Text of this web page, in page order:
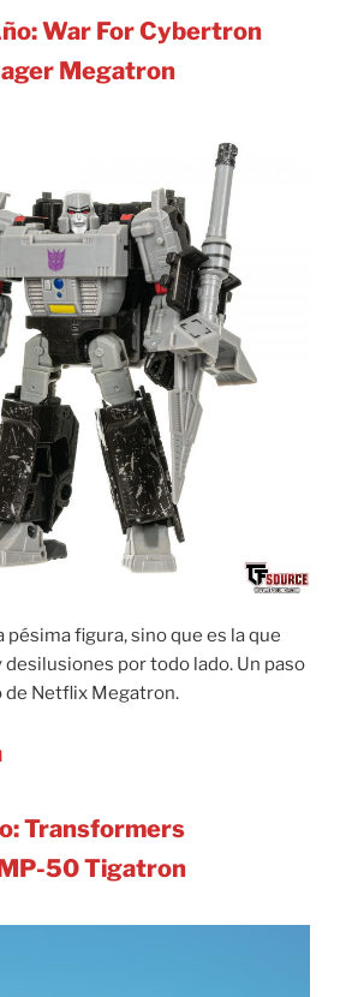
War For Cybertron
Megatron
pésima figura, sino que es la que
por todo lado. Un paso
de Netflix Megatron.
Transformers
50 Tigatron